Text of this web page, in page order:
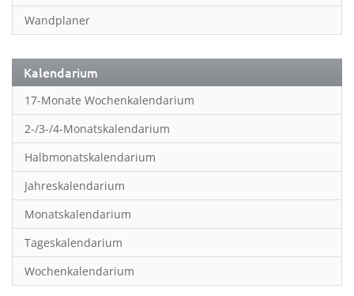
Kinderkalender
Kunst
Länder & Städte
Landschaft & Natur
Lifestyle
Literatur
Manga & Animé
Neutrale Kalender
Partner- & Wandplaner
Planung & Organisation
Wandplaner
Kalendarium
17-Monate Wochenkalendarium
2-/3-/4-Monatskalendarium
Halbmonatskalendarium
Jahreskalendarium
Monatskalendarium
Tageskalendarium
Wochenkalendarium